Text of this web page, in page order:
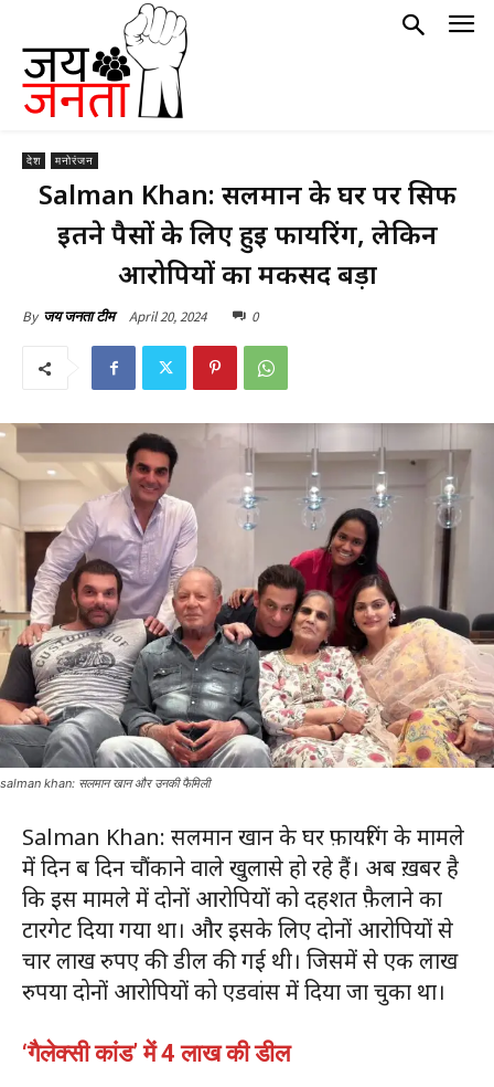
देश मनोरंजन
Salman Khan: सलमान के घर पर सिर्फ
इतने पैसों के लिए हुई फायरिंग, लेकिन
आरोपियों का मकसद बड़ा
By जय जनता टीम April 20, 2024 0
salman khan: सलमान खान और उनकी फैमिली
Salman Khan: सलमान खान के घर फ़ायरिंग के मामले
में दिन ब दिन चौंकाने वाले खुलासे हो रहे हैं। अब ख़बर है
कि इस मामले में दोनों आरोपियों को दहशत फ़ैलाने का
टारगेट दिया गया था। और इसके लिए दोनों आरोपियों से
चार लाख रुपए की डील की गई थी। जिसमें से एक लाख
रुपया दोनों आरोपियों को एडवांस में दिया जा चुका था।
‘गैलेक्सी कांड’ में 4 लाख की डील